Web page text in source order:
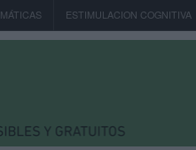
ESTIMULACION COGNITIVA